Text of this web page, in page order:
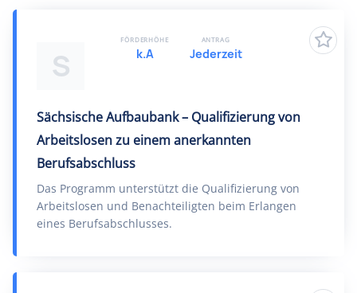
S
Sächsische Aufbaubank – Qualifizierung von
Arbeitslosen zu einem anerkannten
Berufsabschluss
Das Programm unterstützt die Qualifizierung von
Arbeitslosen und Benachteiligten beim Erlangen
eines Berufsabschlusses.
FÖRDERHÖHE
k.A
ANTRAG
Jederzeit